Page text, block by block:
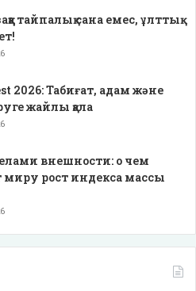
тайпалық сана емес, ұлттық
2026: Табиғат, адам және
жайлы қала
внешности: о чем
миру рост индекса массы